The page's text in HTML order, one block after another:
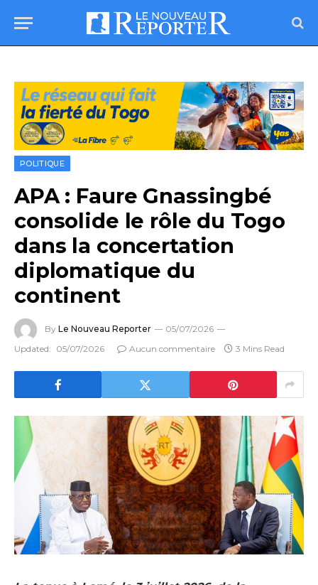
POLITIQUE
APA : Faure Gnassingbé
consolide le rôle du Togo
dans la concertation
diplomatique du
continent
By Le Nouveau Reporter
05/07/2026
Updated: 05/07/2026 Aucun commentaire 3 Mins Read